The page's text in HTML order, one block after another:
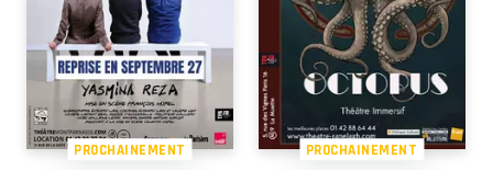
PROCHAINEMENT PROCHAINEMENT